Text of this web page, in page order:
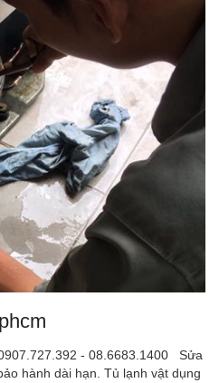
- 08.6683.1400 Sửa
hành dài hạn. Tủ lạnh vật dụng